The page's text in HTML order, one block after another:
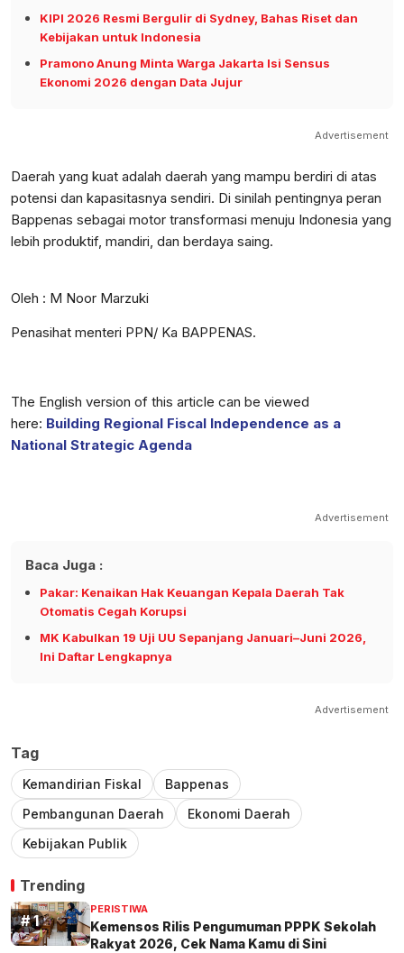
KIPI 2026 Resmi Bergulir di Sydney, Bahas Riset dan
Kebijakan untuk Indonesia
Pramono Anung Minta Warga Jakarta Isi Sensus
Ekonomi 2026 dengan Data Jujur
Advertisement
Daerah yang kuat adalah daerah yang mampu berdiri di atas
potensi dan kapasitasnya sendiri. Di sinilah pentingnya peran
Bappenas sebagai motor transformasi menuju Indonesia yang
lebih produktif, mandiri, dan berdaya saing.
Oleh : M Noor Marzuki
Penasihat menteri PPN/ Ka BAPPENAS.
The English version of this article can be viewed
here: Building Regional Fiscal Independence as a
National Strategic Agenda
Advertisement
Baca Juga :
Pakar: Kenaikan Hak Keuangan Kepala Daerah Tak
Otomatis Cegah Korupsi
MK Kabulkan 19 Uji UU Sepanjang Januari–Juni 2026,
Ini Daftar Lengkapnya
Advertisement
Tag
Kemandirian Fiskal
Bappenas
Pembangunan Daerah
Ekonomi Daerah
Kebijakan Publik
Trending
PERISTIWA
Kemensos Rilis Pengumuman PPPK Sekolah
Rakyat 2026, Cek Nama Kamu di Sini